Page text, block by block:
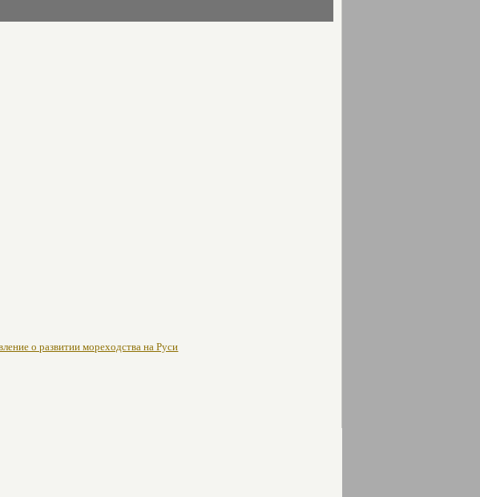
о развитии мореходства на Руси